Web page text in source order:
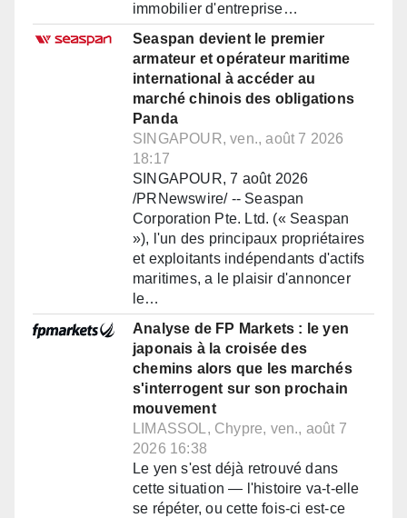
immobilier d'entreprise…
Seaspan devient le premier
armateur et opérateur maritime
international à accéder au
marché chinois des obligations
Panda
SINGAPOUR, ven., août 7 2026
18:17
SINGAPOUR, 7 août 2026
/PRNewswire/ -- Seaspan
Corporation Pte. Ltd. (« Seaspan
»), l'un des principaux propriétaires
et exploitants indépendants d'actifs
maritimes, a le plaisir d'annoncer
le…
Analyse de FP Markets : le yen
japonais à la croisée des
chemins alors que les marchés
s'interrogent sur son prochain
mouvement
LIMASSOL, Chypre, ven., août 7
2026 16:38
Le yen s'est déjà retrouvé dans
cette situation — l'histoire va-t-elle
se répéter, ou cette fois-ci est-ce